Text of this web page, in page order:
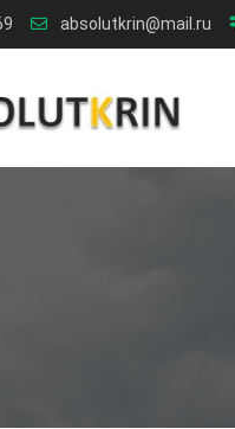
absolutkrin@mail.ru